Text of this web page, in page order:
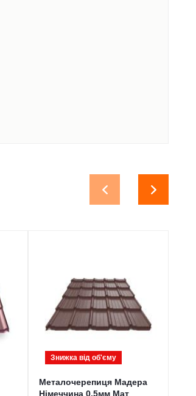
Знижка від обʹєму
Металочерепиця Мадера
Німеччина 0,5мм Мат